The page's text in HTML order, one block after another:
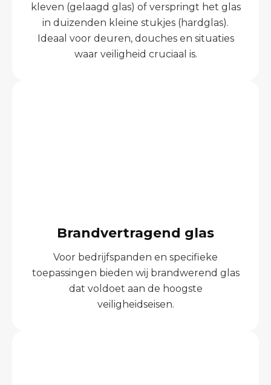
kleven (gelaagd glas) of verspringt het glas
in duizenden kleine stukjes (hardglas).
Ideaal voor deuren, douches en situaties
waar veiligheid cruciaal is.
Brandvertragend glas
Voor bedrijfspanden en specifieke
toepassingen bieden wij brandwerend glas
dat voldoet aan de hoogste
veiligheidseisen.